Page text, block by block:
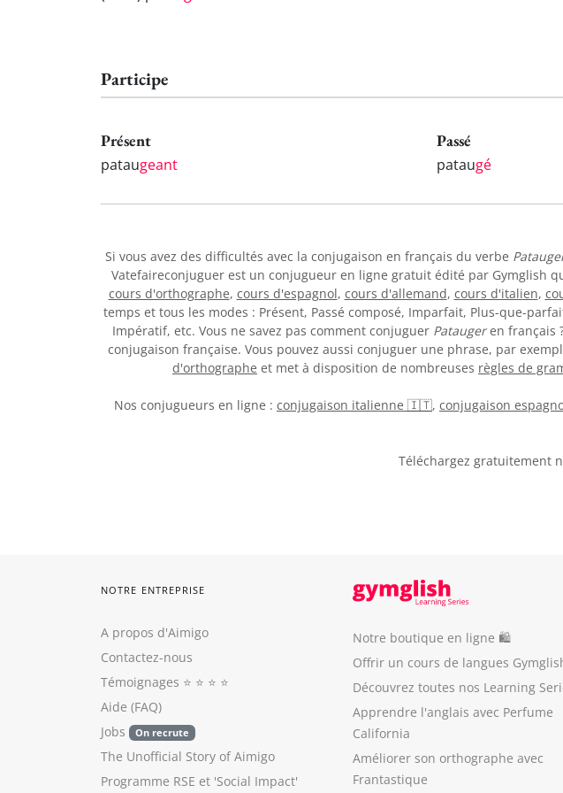
Participe
Présent
pataugeant
Passé
pataugé
Si vous avez des difficultés avec la conjugaison en français du verbe
Vatefaireconjuguer est un conjugueur en ligne gratuit édité par Gymglish
cours d'orthographe, cours d'espagnol, cours d'allemand, cours d'italien,
temps et tous les modes : Présent, Passé composé, Imparfait, Plus-que-
Impératif, etc. Vous ne savez pas comment conjuguer Pataugeren français
conjugaison française. Vous pouvez aussi conjuguer une phrase, par
d'orthographe et met à disposition de nombreuses règles de
Nos conjugueurs en ligne : conjugaison italienne 🇮🇹, conjugaison
Téléchargez gratuitement
NOTRE ENTREPRISE
A propos d'Aimigo
Contactez-nous
Témoignages ⭐️ ⭐️ ⭐️ ⭐️
Aide (FAQ)
Jobs
On recrute
The Unofficial Story of Aimigo
Programme RSE et 'Social Impact'
Notre boutique en ligne 🛍
Offrir un cours de langues
Découvrez toutes nos Learning
Apprendre l'anglais avec Perfume
California
Améliorer son orthographe avec
Frantastique